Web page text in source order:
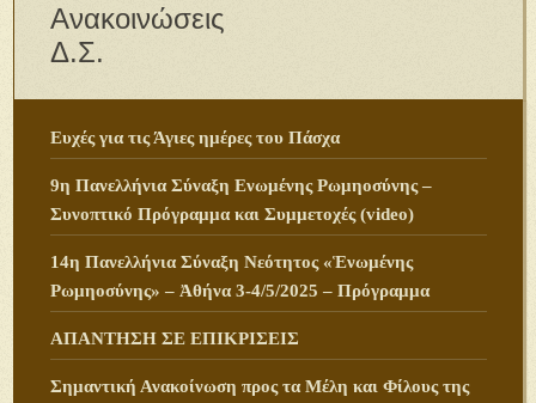
Ανακοινώσεις
Δ.Σ.
Ευχές για τις Άγιες ημέρες του Πάσχα
9η Πανελλήνια Σύναξη Ενωμένης Ρωμηοσύνης –
Συνοπτικό Πρόγραμμα και Συμμετοχές (video)
14η Πανελλήνια Σύναξη Νεότητος «Ἑνωμένης
Ρωμηοσύνης» – Ἀθήνα 3-4/5/2025 – Πρόγραμμα
ΑΠΑΝΤΗΣΗ ΣΕ ΕΠΙΚΡΙΣΕΙΣ
Σημαντική Ανακοίνωση προς τα Μέλη και Φίλους της